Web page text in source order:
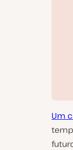
Um